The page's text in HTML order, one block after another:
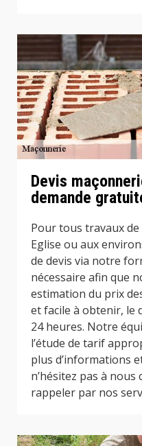
Devis
demande
Pour tous travaux
Eglise ou aux
de devis via notre
nécessaire afin que
estimation du prix
et facile à obtenir, le
24 heures. Notre
l’étude de tarif
plus d’informations
n’hésitez pas à
rappeler par nos